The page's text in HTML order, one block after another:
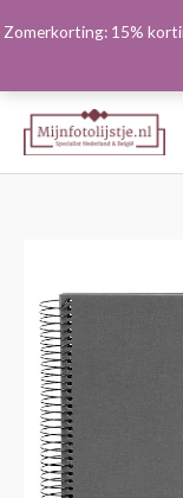
Zomerkorting: 15%
naar